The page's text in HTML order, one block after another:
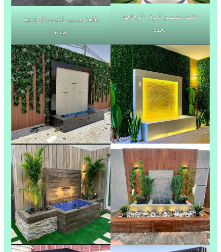
تكلفة تصميم الغرف الزجاجية
بجدة
تكلفة تصميم الغرف الزجاجية
بجدة